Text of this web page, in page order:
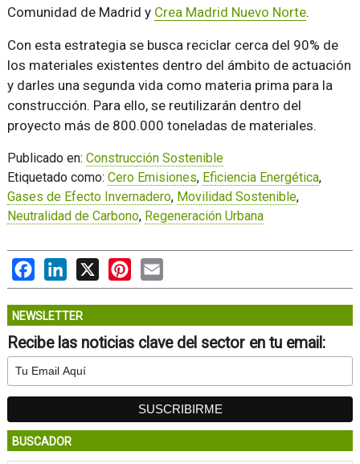
Comunidad de Madrid y Crea Madrid Nuevo Norte.
Con esta estrategia se busca reciclar cerca del 90% de
los materiales existentes dentro del ámbito de actuación
y darles una segunda vida como materia prima para la
construcción. Para ello, se reutilizarán dentro del
proyecto más de 800.000 toneladas de materiales.
Publicado en: Construcción Sostenible
Etiquetado como: Cero Emisiones, Eficiencia Energética,
Gases de Efecto Invernadero, Movilidad Sostenible,
Neutralidad de Carbono, Regeneración Urbana
FacebookLinkedIn
X PinterestEmail
NEWSLETTER
Recibe las noticias clave del sector en tu email:
BUSCADOR